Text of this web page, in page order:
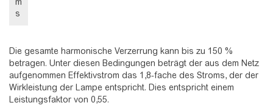
s
Die gesamte harmonische Verzerrung kann bis zu 150 %
betragen. Unter diesen Bedingungen beträgt der aus dem Netz
aufgenommen Effektivstrom das 1,8-fache des Stroms, der der
Wirkleistung der Lampe entspricht. Dies entspricht einem
Leistungsfaktor von 0,55.